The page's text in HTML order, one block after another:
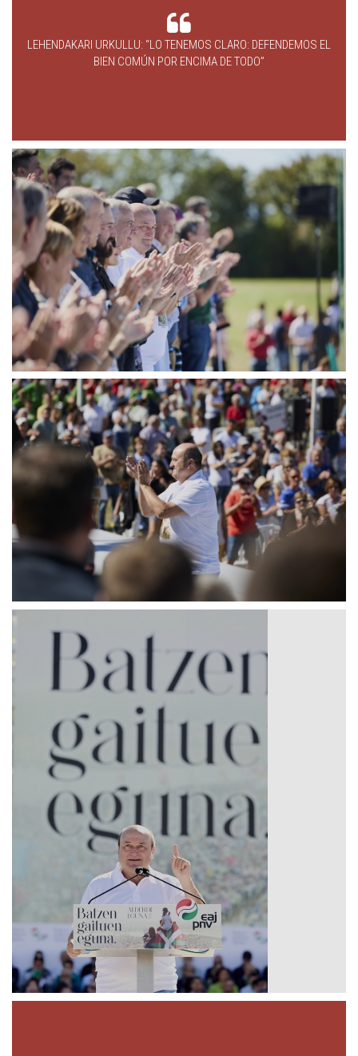
LEHENDAKARI URKULLU: “LO TENEMOS CLARO: DEFENDEMOS EL
BIEN COMÚN POR ENCIMA DE TODO”